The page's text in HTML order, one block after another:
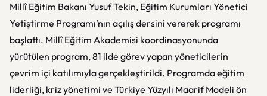
Millî Eğitim Bakanı Yusuf Tekin, Eğitim Kurumları Yönetici
Yetiştirme Programı’nın açılış dersini vererek programı
başlattı. Millî Eğitim Akademisi koordinasyonunda
yürütülen program, 81 ilde görev yapan yöneticilerin
çevrim içi katılımıyla gerçekleştirildi. Programda eğitim
liderliği, kriz yönetimi ve Türkiye Yüzyılı Maarif Modeli ön